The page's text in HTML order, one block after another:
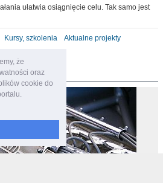
że
oraz
cookie do
ułatwia osiągnięcie celu. Tak samo jest
Kursy, szkolenia
Aktualne projekty